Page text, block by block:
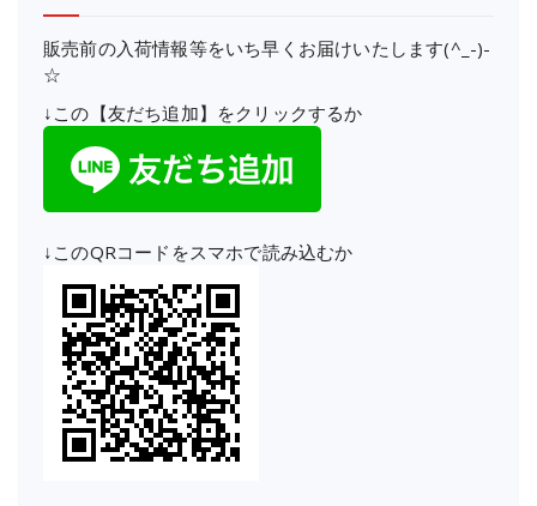
販売前の入荷情報等をいち早くお届けいたします(^_-)-
☆
↓この【友だち追加】をクリックするか
↓このQRコードをスマホで読み込むか